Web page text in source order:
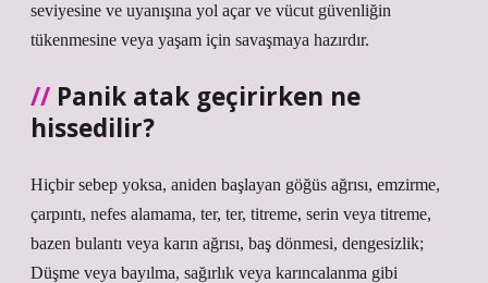
seviyesine ve uyanışına yol açar ve vücut güvenliğin
tükenmesine veya yaşam için savaşmaya hazırdır.
Panik atak geçirirken ne
hissedilir?
Hiçbir sebep yoksa, aniden başlayan göğüs ağrısı, emzirme,
çarpıntı, nefes alamama, ter, ter, titreme, serin veya titreme,
bazen bulantı veya karın ağrısı, baş dönmesi, dengesizlik;
Düşme veya bayılma, sağırlık veya karıncalanma gibi